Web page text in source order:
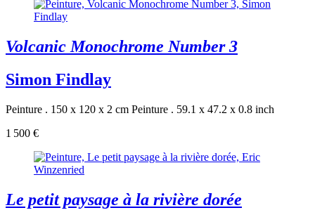
Volcanic Monochrome Number 3
Simon Findlay
Peinture . 150 x 120 x 2 cm Peinture . 59.1 x 47.2 x 0.8 inch
1 500 €
Le petit paysage à la rivière dorée